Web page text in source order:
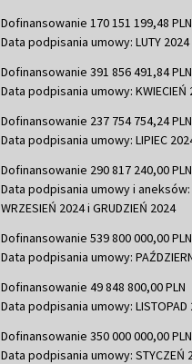
Dofinansowanie 170 151 199,48 PLN
Data podpisania umowy: LUTY 2024
Dofinansowanie 391 856 491,84 PLN
Data podpisania umowy: KWIECIEŃ
Dofinansowanie 237 754 754,24 PLN
Data podpisania umowy: LIPIEC
Dofinansowanie 290 817 240,00 PLN
Data podpisania umowy i aneksów:
WRZESIEŃ 2024 i GRUDZIEŃ 2024
Dofinansowanie 539 800 000,00 PLN
Data podpisania umowy:
Dofinansowanie 49 848 800,00 PLN
Data podpisania umowy: LISTOPAD
Dofinansowanie 350 000 000,00 PLN
Data podpisania umowy: STYCZEŃ